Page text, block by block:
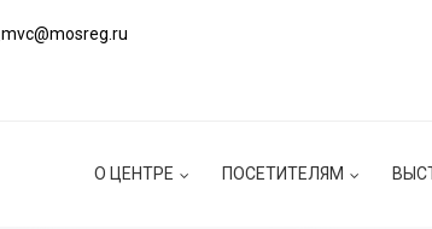
О ЦЕНТРЕ ПОСЕТИТЕЛЯМ